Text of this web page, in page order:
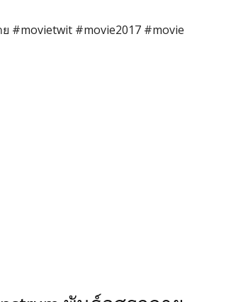
#movietwit #movie2017 #movie